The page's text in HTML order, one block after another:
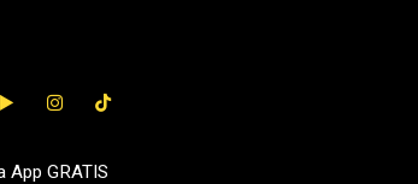
App GRATIS